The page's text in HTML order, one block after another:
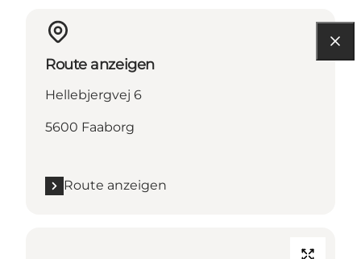
Route anzeigen
Hellebjergvej 6
5600 Faaborg
Route anzeigen